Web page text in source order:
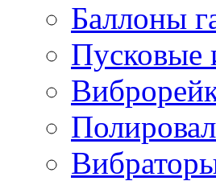
Баллоны
Пусковые